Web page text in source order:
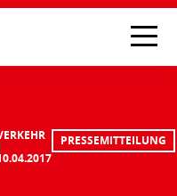
PRESSEMITTEILUNG